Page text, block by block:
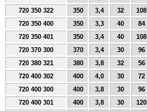
720 350 322
350 3,4 32 108
720 350 400
350 3,3 40 84
720 350 401
350 3,4 40 108
720 370 300
370 3,4 30
96
720 380 321
380 3,8 32
56
720 400 302
400 4,0 30
72
720 400 300
400 3,8 30
96
720 400 301
400 3,8 30
120